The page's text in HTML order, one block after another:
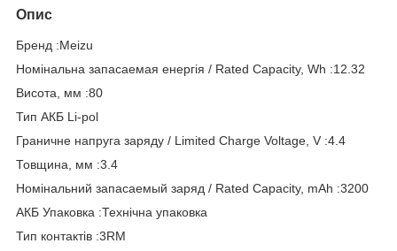
Опис
Бренд :Meizu
Номінальна запасаемая енергія / Rated Capacity, Wh :12.32
Висота, мм :80
Тип АКБ Li-pol
Граничне напруга заряду / Limited Charge Voltage, V :4.4
Товщина, мм :3.4
Номінальний запасаемый заряд / Rated Capacity, mAh :3200
АКБ Упаковка :Технічна упаковка
Тип контактів :3RM